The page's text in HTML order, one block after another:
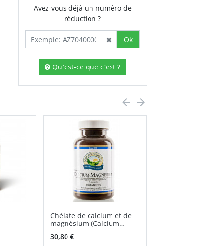
Avez-vous déjà un numéro de
réduction ?
Ok
Qu`est-ce que c`est ?
Chélate de calcium et de
magnésium (Calcium
30,80 €